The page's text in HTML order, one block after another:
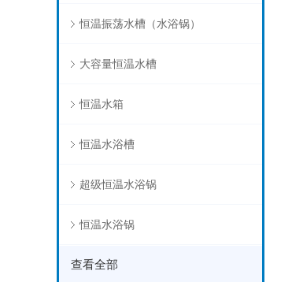
恒温振荡水槽（水浴锅）
大容量恒温水槽
恒温水箱
恒温水浴槽
超级恒温水浴锅
恒温水浴锅
查看全部